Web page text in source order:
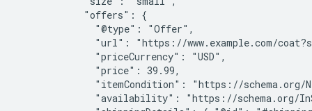
            "offers": {
              "@type": "Offer",
"url": "https://www.example.com/
              "priceCurrency": "USD",
              "price": 39.99,
"itemCondition": "https://schema.org/
"availability": "https://schema.org/